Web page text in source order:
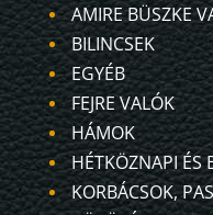
AMIRE BÜSZKE
BILINCSEK
EGYÉB
FEJRE VALÓK
HÁMOK
HÉTKÖZNAPI ÉS
KORBÁCSOK,